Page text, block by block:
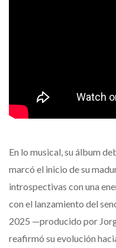
En lo musical, su álbum
marcó el inicio de su
introspectivas con una
con el lanzamiento del
2025 —producido por
reafirmó su evolución